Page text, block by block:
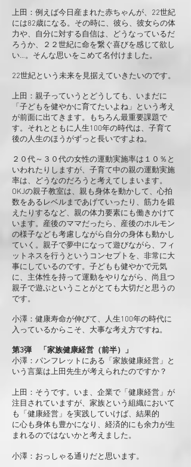
上田：例えば今日産まれた赤ちゃんが、22世紀
には82歳になる。その時に、彼ら、彼女らの体
力や、自分に対する自信は、どうなっているだ
ろうか、２２世紀に命を繋ぐ喜びを感じて欲し
い…。そんな思いをこめて名付けました。
22世紀という未来を見据えていきたいのです。
上田：親子っていうとどうしても、いまだに
「子どもを健やかに育てたいよね」という考え
が前面に出てきます。もちろん最重要課題で
す。それとともに人生100年の時代は、子育て
後の人生のほうがずっと長いですよね。
２０代～３０代の女性の運動実施率は１０％と
いわれたりしますが、子育て中の親の運動実施
率は、どうなのだろうと考えてしまいます。
OKJの親子教室は、親も身体を動かして、心拍
数をあるレベルまであげていったり、筋力を鍛
えたりするなど、親の体力要素にも働きかけて
います。産後のママだったら、産後のホルモン
の様子なども考慮しながら自分の身体も動かし
ていく。親子で夢中になって遊びながら、フィ
ットネスを行うというコンセプトを、非常に大
事にしているのです。子どもも健やかで元気
に、主体性を持って運動をやりながら、尚且つ
親子で遊ぶということがとても大切だと思うの
です。
小澤：健康寿命が伸びて、人生100年の時代に
入っているからこそ、大事な考え方ですね。
第3弾 「家族健康経営（前半）」
小澤：パンフレットにある「家族健康経営」と
いう言葉は上田先生が考えられたのですか？​
上田：そうです。いま、企業で「健康経営」が
注目されていますが、家族という組織において
も「健康経営」を実践していけば、結果的
に心も身体も豊かになり、経済的にも余力が生
まれるのではないかと考えました。
小澤：おっしゃる通りだと思います。